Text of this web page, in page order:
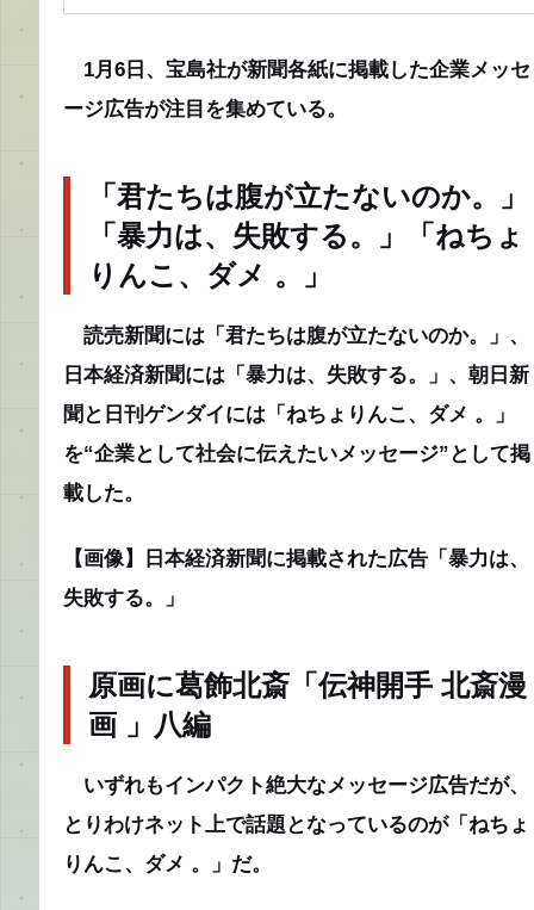
1月6日、宝島社が新聞各紙に掲載した企業メッセ
ージ広告が注目を集めている。
「君たちは腹が立たないのか。」
「暴力は、失敗する。」「ねちょ
りんこ、ダメ 。」
読売新聞には「君たちは腹が立たないのか。」、
日本経済新聞には「暴力は、失敗する。」、朝日新
聞と日刊ゲンダイには「ねちょりんこ、ダメ 。」
を“企業として社会に伝えたいメッセージ”として掲
載した。
【画像】日本経済新聞に掲載された広告「暴力は、
失敗する。」
原画に葛飾北斎「伝神開手 北斎漫
画 」八編
いずれもインパクト絶大なメッセージ広告だが、
とりわけネット上で話題となっているのが「ねちょ
りんこ、ダメ 。」だ。